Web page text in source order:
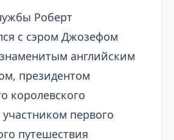
Роберт
с сэром Джозефом
английским
президентом
королевского
первого
путешествия